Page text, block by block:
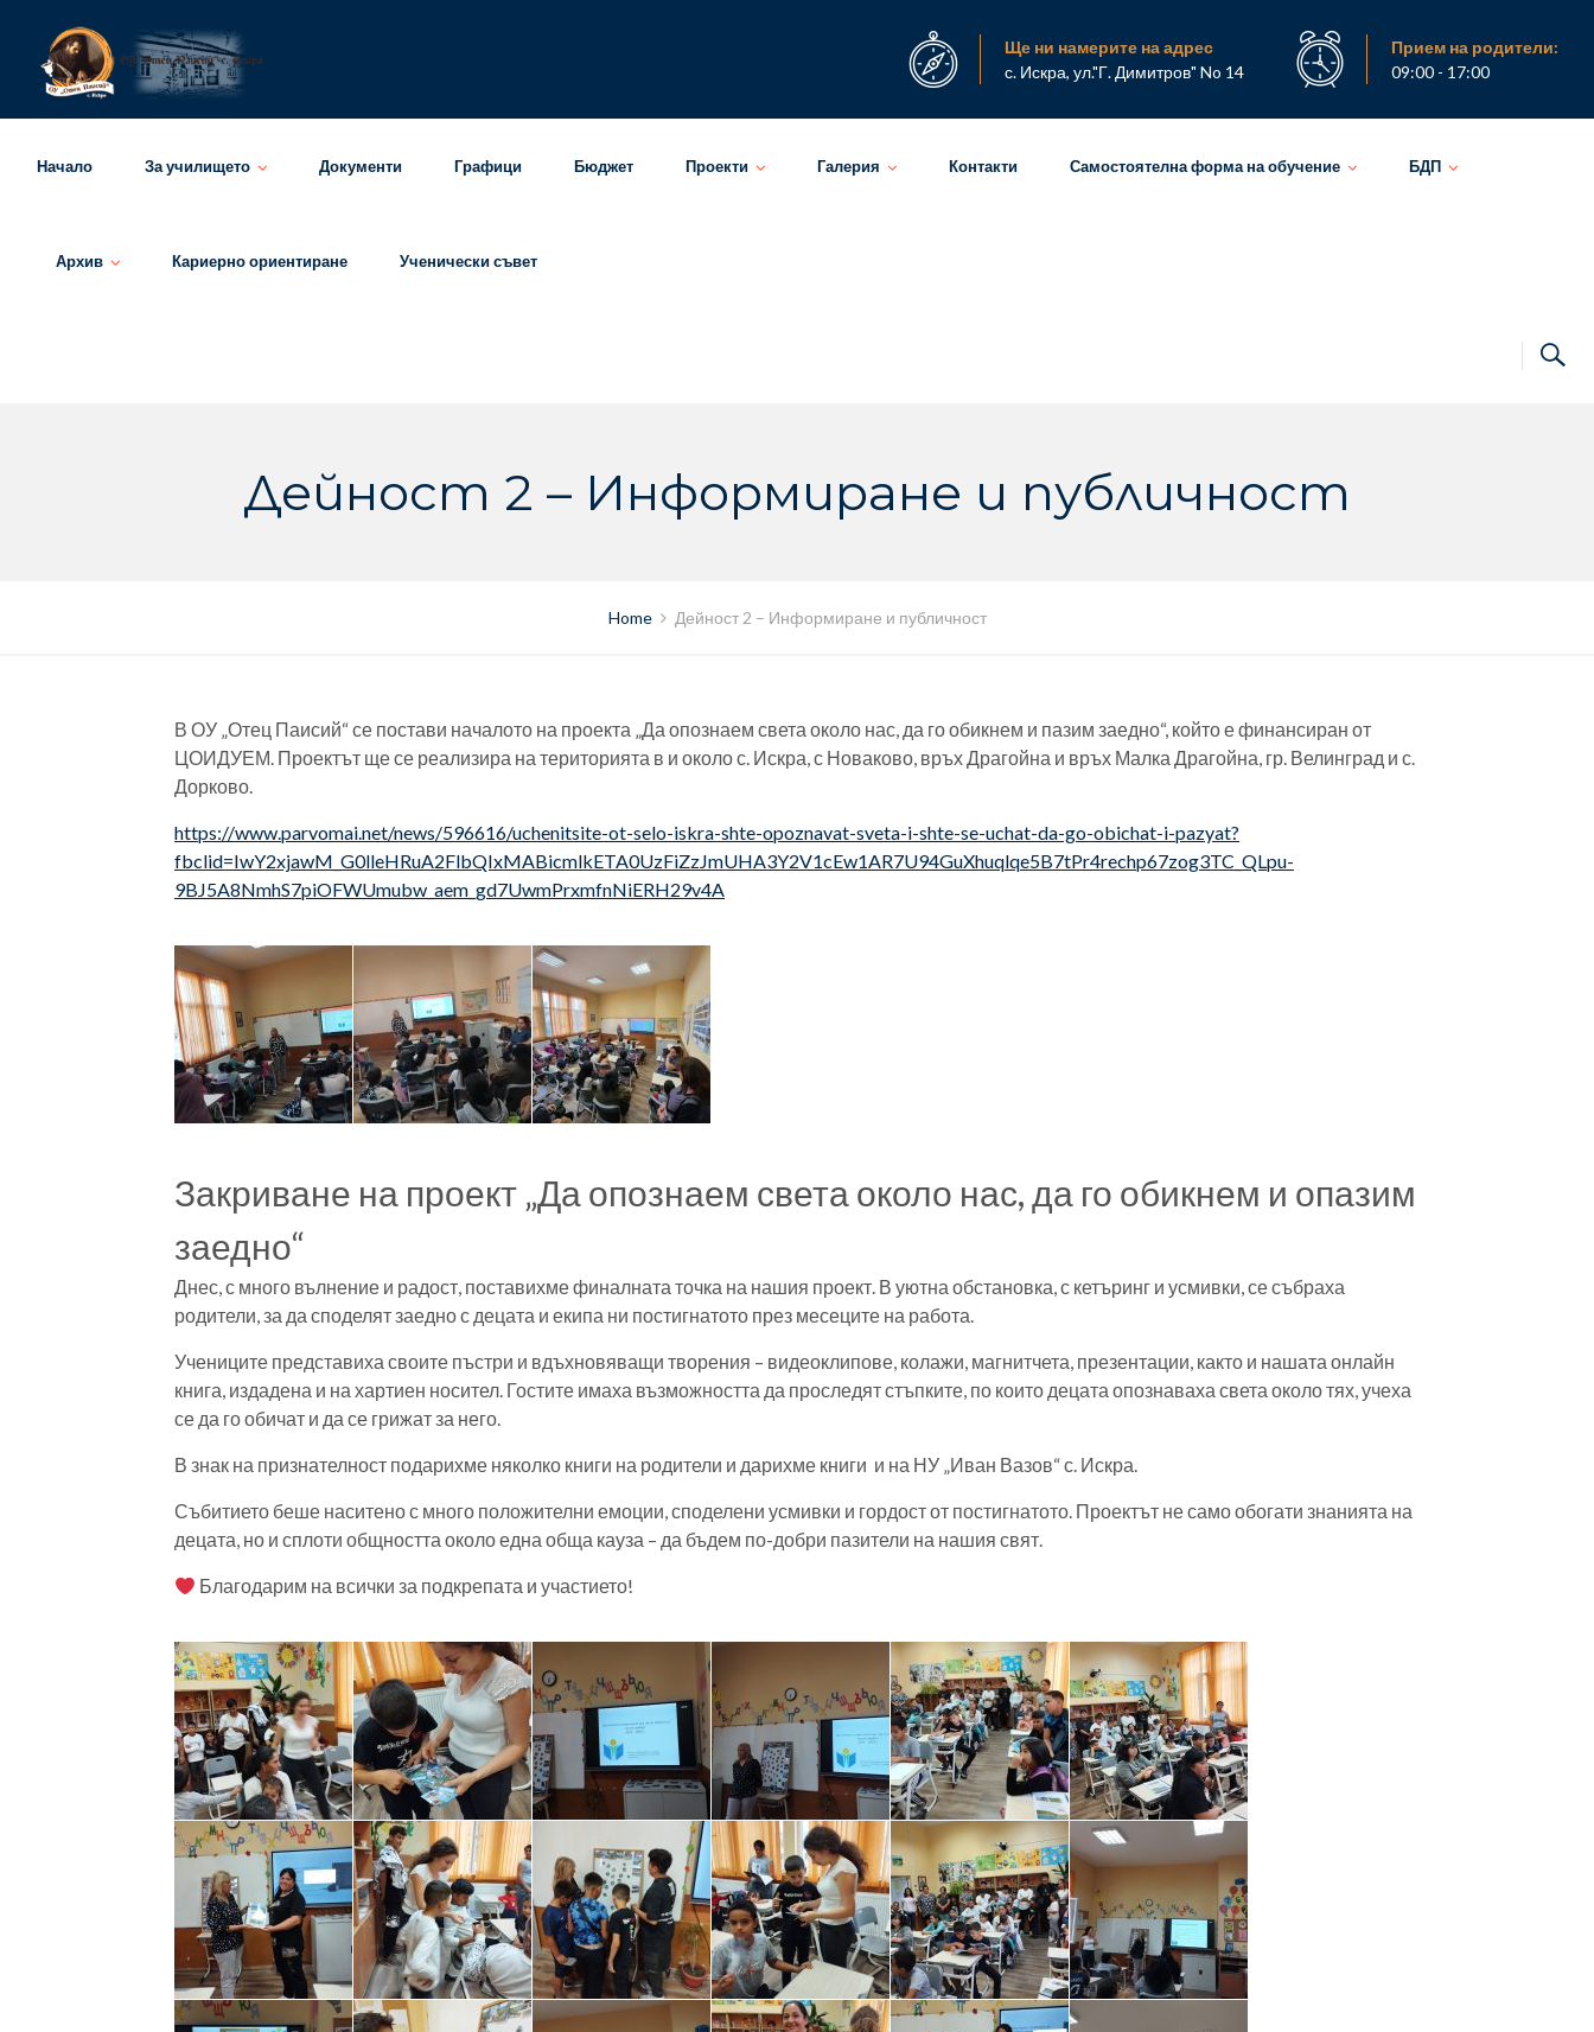
content
Ще ни намерите на адрес
с. Искра, ул."Г. Димитров" No 14
Прием на родители:
09:00 - 17:00
Начало За училището Документи Графици Бюджет Проекти Галерия Контакти Самостоятелна форма на обучение БДП
Архив Кариерно ориентиране Ученически съвет
Дейност 2 – Информиране и публичност
Home Дейност 2 – Информиране и публичност
В ОУ „Отец Паисий“ се постави началото на проекта „Да опознаем света около нас, да го обикнем и пазим заедно“, който е финансиран от
ЦОИДУЕМ. Проектът ще се реализира на територията в и около с. Искра, с Новаково, връх Драгойна и връх Малка Драгойна, гр. Велинград и с.
Дорково.
https://www.parvomai.net/news/596616/uchenitsite-ot-selo-iskra-shte-opoznavat-sveta-i-shte-se-uchat-da-go-obichat-i-pazyat?
fbclid=IwY2xjawM_G0lleHRuA2FlbQIxMABicmlkETA0UzFiZzJmUHA3Y2V1cEw1AR7U94GuXhuqlqe5B7tPr4rechp67zog3TC_QLpu-
9BJ5A8NmhS7piOFWUmubw_aem_gd7UwmPrxmfnNiERH29v4A
Закриване на проект „Да опознаем света около нас, да го обикнем и опазим
заедно“
Днес, с много вълнение и радост, поставихме финалната точка на нашия проект. В уютна обстановка, с кетъринг и усмивки, се събраха
родители, за да споделят заедно с децата и екипа ни постигнатото през месеците на работа.
Учениците представиха своите пъстри и вдъхновяващи творения – видеоклипове, колажи, магнитчета, презентации, както и нашата онлайн
книга, издадена и на хартиен носител. Гостите имаха възможността да проследят стъпките, по които децата опознаваха света около тях, учеха
се да го обичат и да се грижат за него.
В знак на признателност подарихме няколко книги на родители и дарихме книги и на НУ „Иван Вазов“ с. Искра.
Събитието беше наситено с много положителни емоции, споделени усмивки и гордост от постигнатото. Проектът не само обогати знанията на
децата, но и сплоти общността около една обща кауза – да бъдем по-добри пазители на нашия свят.
Благодарим на всички за подкрепата и участието!